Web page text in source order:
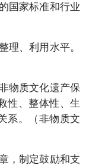
国家标准和行业
理、利用水平。
物质文化遗产保
性、整体性、生
系。（非物质文
，制定鼓励和支